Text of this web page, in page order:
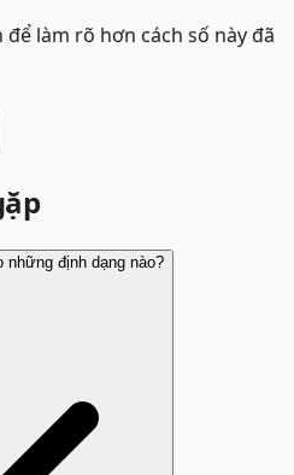
làm rõ hơn cách số này đã
những định dạng nào?